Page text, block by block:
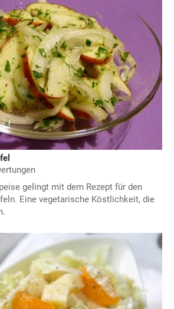
gelingt mit dem Rezept für den
Eine vegetarische Köstlichkeit, die